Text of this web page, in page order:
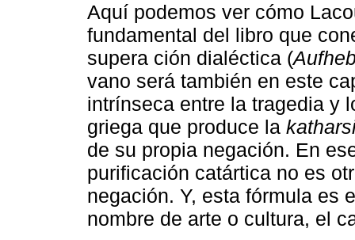
Aquí podemos ver cómo
fundamental del libro que
supera ción dialéctica (
vano será también en este
intrínseca entre la tragedia y
griega que produce la
de su propia negación. En
purificación catártica no es
negación. Y, esta fórmula es
nombre de arte o cultura, el